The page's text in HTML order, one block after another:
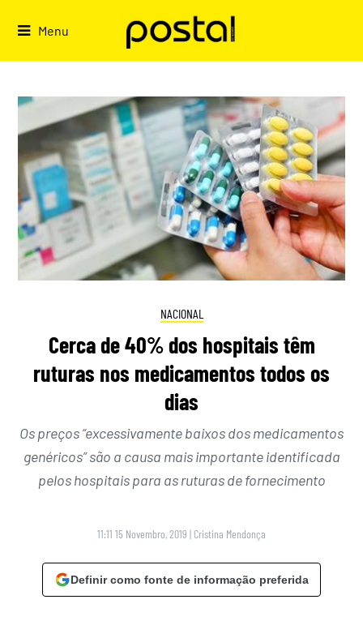
Menu
NACIONAL
Cerca de 40% dos hospitais têm
ruturas nos medicamentos todos os
dias
Os preços “excessivamente baixos dos medicamentos
genéricos” são a causa mais importante identificada
pelos hospitais para as ruturas de fornecimento
11:11 15 Novembro, 2019 | Cristina Mendonça
Definir como fonte de informação preferida